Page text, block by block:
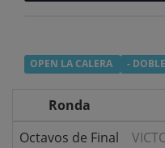
OPEN LA CALERA -
Ronda
Octavos de Final